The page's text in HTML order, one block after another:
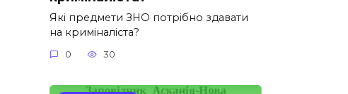
Які предмети ЗНО потрібно здавати
на криміналіста?
0 30